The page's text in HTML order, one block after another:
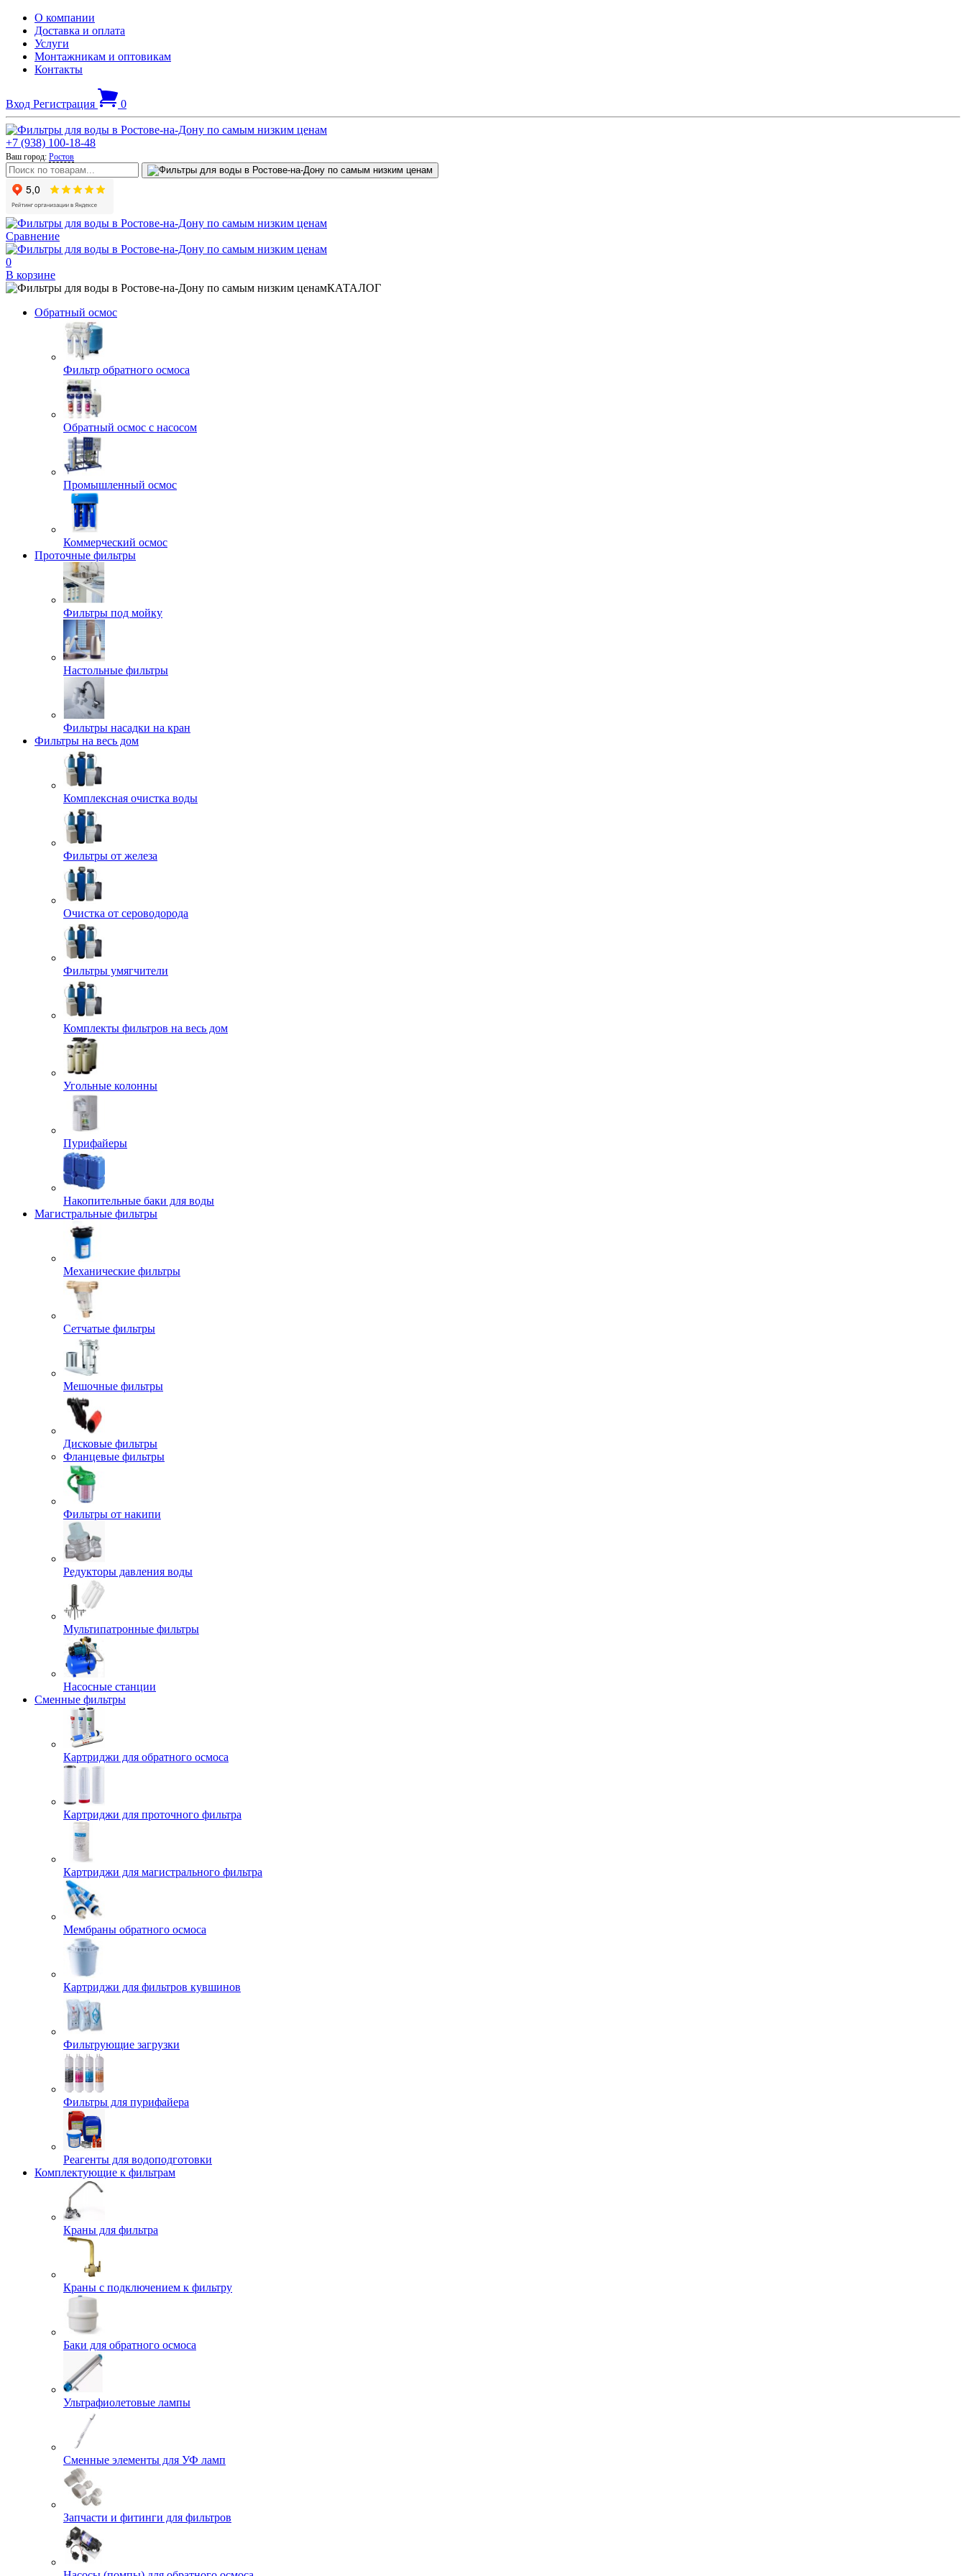
О компании
Доставка и оплата
Услуги
Монтажникам и оптовикам
Контакты
Вход Регистрация 0
+7 (938) 100-18-48
Ваш город: Ростов
Сравнение
0
В корзине
КАТАЛОГ
Обратный осмос
Фильтр обратного осмоса
Обратный осмос с насосом
Промышленный осмос
Коммерческий осмос
Проточные фильтры
Фильтры под мойку
Настольные фильтры
Фильтры насадки на кран
Фильтры на весь дом
Комплексная очистка воды
Фильтры от железа
Очистка от сероводорода
Фильтры умягчители
Комплекты фильтров на весь дом
Угольные колонны
Пурифайеры
Накопительные баки для воды
Магистральные фильтры
Механические фильтры
Сетчатые фильтры
Мешочные фильтры
Дисковые фильтры
Фланцевые фильтры
Фильтры от накипи
Редукторы давления воды
Мультипатронные фильтры
Насосные станции
Сменные фильтры
Картриджи для обратного осмоса
Картриджи для проточного фильтра
Картриджи для магистрального фильтра
Мембраны обратного осмоса
Картриджи для фильтров кувшинов
Фильтрующие загрузки
Фильтры для пурифайера
Реагенты для водоподготовки
Комплектующие к фильтрам
Краны для фильтра
Краны с подключением к фильтру
Баки для обратного осмоса
Ультрафиолетовые лампы
Сменные элементы для УФ ламп
Запчасти и фитинги для фильтров